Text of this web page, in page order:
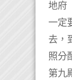
地府
一定
去，
照分
第九